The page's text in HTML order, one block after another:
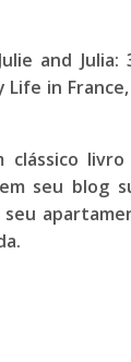
Julie and Julia:
Life in France
livro
seu blog